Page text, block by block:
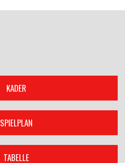
KADER
SPIELPLAN
TABELLE